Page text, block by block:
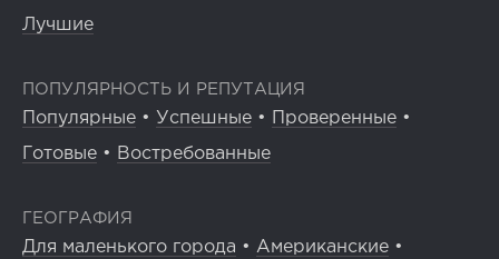
Лучшие
ПОПУЛЯРНОСТЬ И РЕПУТАЦИЯ
Популярные • Успешные • Проверенные •
Готовые • Востребованные
ГЕОГРАФИЯ
Для маленького города • Американские •